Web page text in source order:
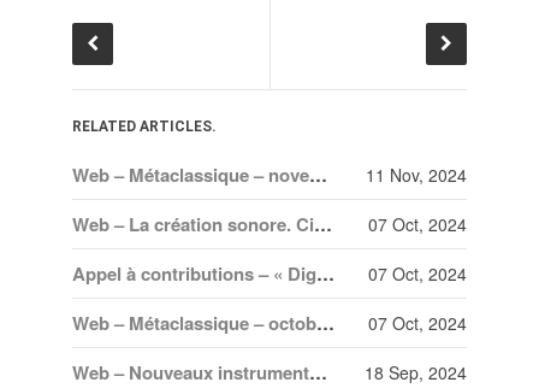
RELATED ARTICLES.
Web – Métaclassique – novembre 2024 11 Nov, 2024
Web – La création sonore. Cinéma, Arts Médiatiques, Arts du son – nouveautés 07 Oct, 2024
Appel à contributions – « Digital Lectures in American Music 2024-2025 » – 1 novembre 2024 07 Oct, 2024
Web – Métaclassique – octobre 2024 07 Oct, 2024
Web – Nouveaux instruments de recherche en musique de la Library of Congress 18 Sep, 2024